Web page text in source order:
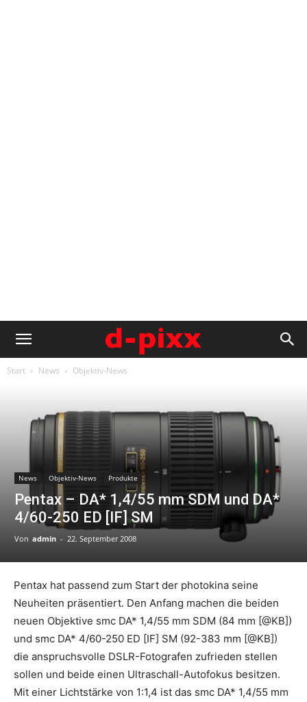
Start News Objektiv-News
News Objektiv-News Produkte
Pentax – DA* 1,4/55 mm SDM und DA*
4/60-250 ED [IF] SM
Von admin - 22. September 2008
Pentax hat passend zum Start der photokina seine
Neuheiten präsentiert. Den Anfang machen die beiden
neuen Objektive smc DA* 1,4/55 mm SDM (84 mm [@KB])
und smc DA* 4/60-250 ED [IF] SM (92-383 mm [@KB])
die anspruchsvolle DSLR-Fotografen zufrieden stellen
sollen und beide einen Ultraschall-Autofokus besitzen.
Mit einer Lichtstärke von 1:1,4 ist das smc DA* 1,4/55 mm